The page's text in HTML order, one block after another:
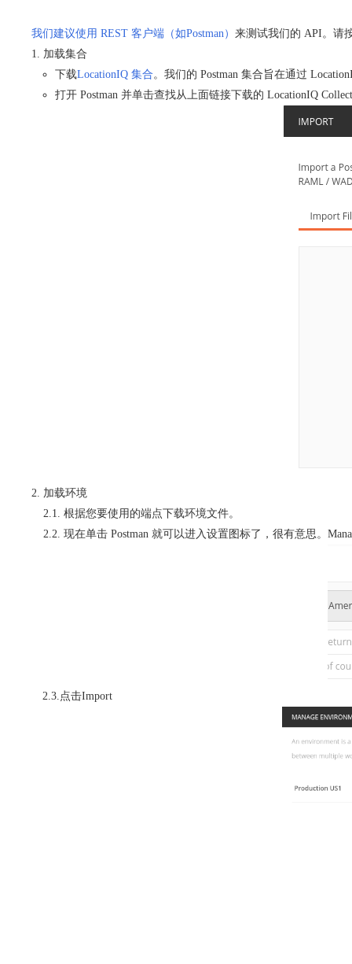
我们建议使用 REST 客户端（如Postman） 来测试我们的 API。请
加载集合
下载LocationIQ 集合 。我们的 Postman 集合旨在通过
打开 Postman 并单击查找从上面链接下载的 LocationIQ
加载环境
2.1. 根据您要使用的端点下载环境文件。
2.2. 现在单击 Postman 就可以进入设置图标了，很有意思。
2.3.点击Import